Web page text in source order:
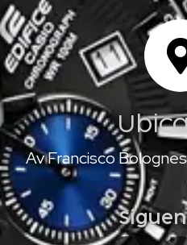
Av Francisco